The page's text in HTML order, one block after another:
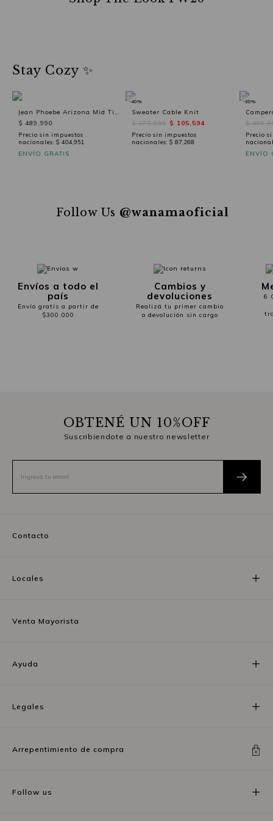
Stay Cozy ✨
$ 489,990
Precio sin impuestos
nacionales: $ 404,951
ENVÍO GRATIS
Sweater Cable Knit
$ 175,990 $ 105,594
Precio sin impuestos
nacionales:$ 87,268
-40%
$
Precio
ENVÍO
-30%
Follow Us @wanamaoficial
Envíos a todo el
país
Envío gratis a partir de
$300.000
Cambios y
devoluciones
Realizá tu primer cambio
o devolución sin cargo
6
OBTENÉ UN 10%OFF
Suscribiendote a nuestro newsletter
Contacto
Locales
Venta Mayorista
Ayuda
Legales
Arrepentimiento de compra
Follow us